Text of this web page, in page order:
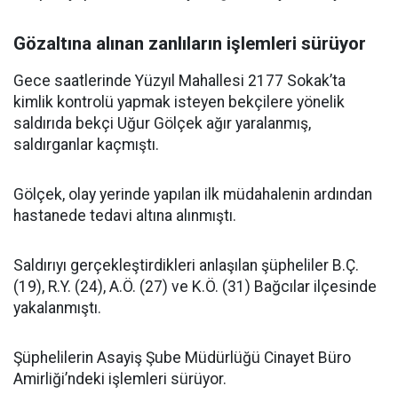
Gözaltına alınan zanlıların işlemleri sürüyor
Gece saatlerinde Yüzyıl Mahallesi 2177 Sokak’ta
kimlik kontrolü yapmak isteyen bekçilere yönelik
saldırıda bekçi Uğur Gölçek ağır yaralanmış,
saldırganlar kaçmıştı.
Gölçek, olay yerinde yapılan ilk müdahalenin ardından
hastanede tedavi altına alınmıştı.
Saldırıyı gerçekleştirdikleri anlaşılan şüpheliler B.Ç.
(19), R.Y. (24), A.Ö. (27) ve K.Ö. (31) Bağcılar ilçesinde
yakalanmıştı.
Şüphelilerin Asayiş Şube Müdürlüğü Cinayet Büro
Amirliği’ndeki işlemleri sürüyor.